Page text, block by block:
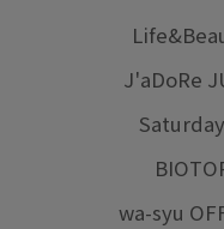
J'aDoRe
wa-syu